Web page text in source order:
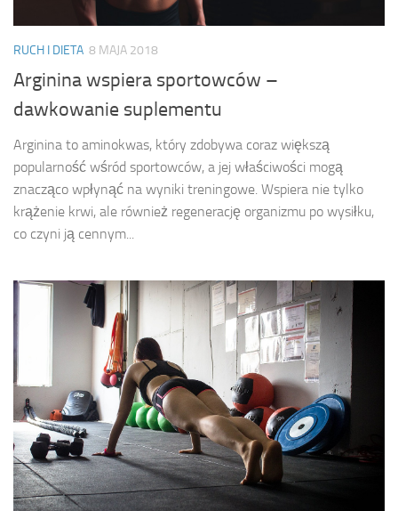
RUCH I DIETA 8 MAJA 2018
Arginina wspiera sportowców –
dawkowanie suplementu
Arginina to aminokwas, który zdobywa coraz większą
popularność wśród sportowców, a jej właściwości mogą
znacząco wpłynąć na wyniki treningowe. Wspiera nie tylko
krążenie krwi, ale również regenerację organizmu po wysiłku,
co czyni ją cennym...